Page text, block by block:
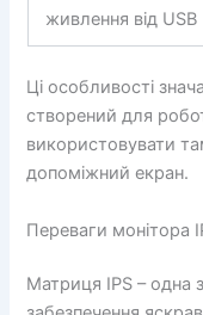
живлення від USB
Ці особливості
створений для
використовувати
допоміжний екран.
Переваги монітора
Матриця IPS – одна